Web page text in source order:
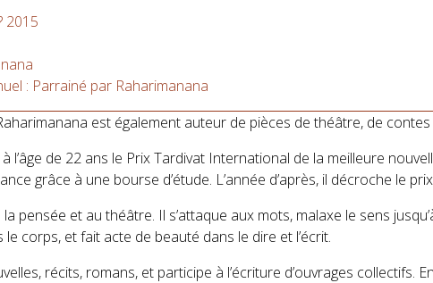
2015
: Parrainé par Raharimanana
est également auteur de pièces de théâtre, de
l’âge de 22 ans le Prix Tardivat International de la meilleure
grâce à une bourse d’étude. L’année d’après, il décroche le
pensée et au théâtre. Il s’attaque aux mots, malaxe le sens
corps, et fait acte de beauté dans le dire et l’écrit.
récits, romans, et participe à l’écriture d’ouvrages collectifs.